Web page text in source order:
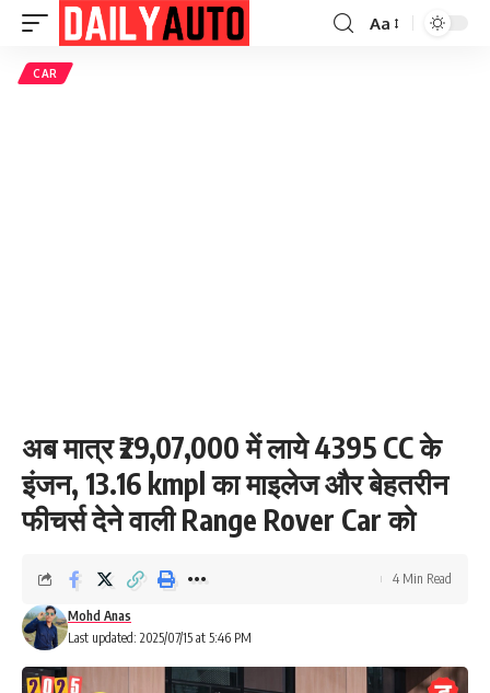
Font
Aa
CAR
अब मात्र ₹29,07,000 में लाये 4395 CC के
इंजन, 13.16 kmpl का माइलेज और बेहतरीन
फीचर्स देने वाली Range Rover Car को
Last updated: 2025/07/15 at 5:46 PM
Mohd Anas
4 Min Read